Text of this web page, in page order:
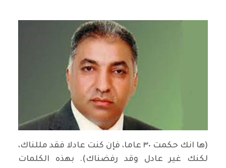
(ها انك حكمت ٣٠ عاما، فإن كنت عادلا فقد مللناك،
لكنك غير عادل وقد رفضناك). بهذه الكلمات